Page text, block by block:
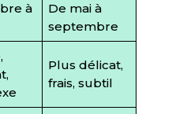
à
De mai à
septembre
Plus délicat,
frais, subtil